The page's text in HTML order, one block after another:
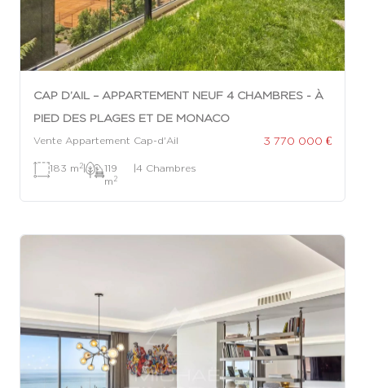
CAP D’AIL – APPARTEMENT NEUF 4 CHAMBRES - À
PIED DES PLAGES ET DE MONACO
Vente Appartement Cap-d'Ail 3 770 000 €
183 m 2|
119
m 2
|4 Chambres